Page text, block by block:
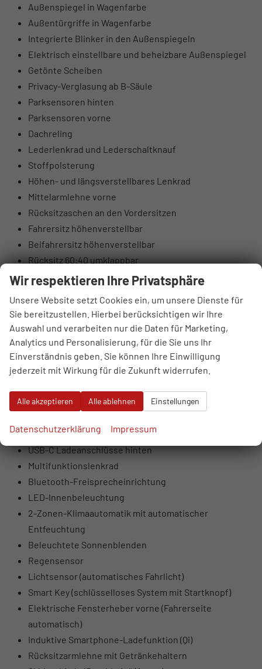
Außenspiegel in Wagenfarbe
Außentürgriffe in Wagenfarbe
Integrierte Blinker in den Außenspiegeln
Elektrisch einstellbare und beheizbare Außenspiegel
Getönte Scheiben
Privacy-Verglasung ab B-Säule
Parksensoren hinten
Parksensoren vorne
Dachreling
Lederlenkrad und Lederschaltknauf
Stoffpolsterung
Höhen- und längsverstellbares Lenkrad
Mittelarmlehne vorne
Rücksitzaschen an den Vordersitzen
Fahrersitz höhenverstellbar
Beifahrersitz höhenverstellbar
Rücksitz 60:40 umklappbar
Elektrische Lendenwirbelstütze Fahrerseite
Oberschenkelauflage Fahrerseite
Luftausströmer hinten
Brillenfach
Automatisch abblendender Innenspiegel
10,25" digitales Kombiinstrument
DAB+ Digitalradio
Hochtöner vorne (insgesamt 6 Lautsprecher)
Laden)
USB-C Ladeanschlüsse hinten
Multifunktionslenkrad
Bluetooth-Freisprecheinrichtung
LED-Innenbeleuchtung
2-Zonen-Klimaautomatik mit automatischer
Entfeuchtung
Beleuchtete Sonnenblenden
Regensensor
Lichtsensor (automatisches Fahrlicht)
Smart Key (schlüsselloses System mit Startknopf)
Elektrische Fensterheber vorne (Fahrerseite
automatisch)
Induktive Smartphone-Ladefunktion (Qi)
Rücksitzarmlehne mit Getränkehaltern
Wir respektieren Ihre Privatsphäre
Unsere Website setzt Cookies ein, um unsere Dienste für
Sie bereitzustellen. Hierbei berücksichtigen wir Ihre
Auswahl und verarbeiten nur die Daten für Marketing,
Analytics und Personalisierung, für die Sie uns Ihr
Einverständnis geben. Sie können Ihre Einwilligung
jederzeit mit Wirkung für die Zukunft widerrufen.
Alle akzeptieren Alle ablehnen Einstellungen
Datenschutzerklärung Impressum